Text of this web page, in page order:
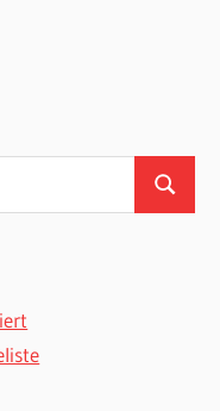
Suchen